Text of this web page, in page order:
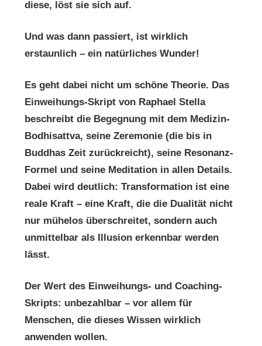
diese, löst sie sich auf.
Und was dann passiert, ist wirklich
erstaunlich – ein natürliches Wunder!
Es geht dabei nicht um schöne Theorie. Das
Einweihungs-Skript von Raphael Stella
beschreibt die Begegnung mit dem Medizin-
Bodhisattva, seine Zeremonie (die bis in
Buddhas Zeit zurückreicht), seine Resonanz-
Formel und seine Meditation in allen Details.
Dabei wird deutlich: Transformation ist eine
reale Kraft – eine Kraft, die die Dualität nicht
nur mühelos überschreitet, sondern auch
unmittelbar als Illusion erkennbar werden
lässt.
Der Wert des Einweihungs- und Coaching-
Skripts: unbezahlbar – vor allem für
Menschen, die dieses Wissen wirklich
anwenden wollen.